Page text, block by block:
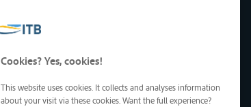
Cookies? Yes, cookies!
This website uses cookies. It collects and analyses information
about your visit via these cookies. Want the full experience?